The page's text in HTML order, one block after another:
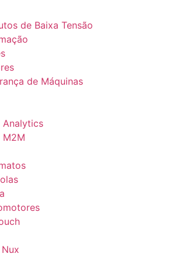
de Baixa Tensão
de Máquinas
Analytics
M2M